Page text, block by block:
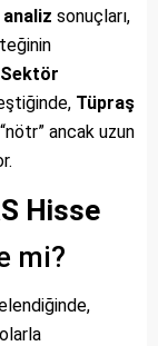
sonuçları,
Sektör
Tüpraş
ancak uzun
Hisse
mi?